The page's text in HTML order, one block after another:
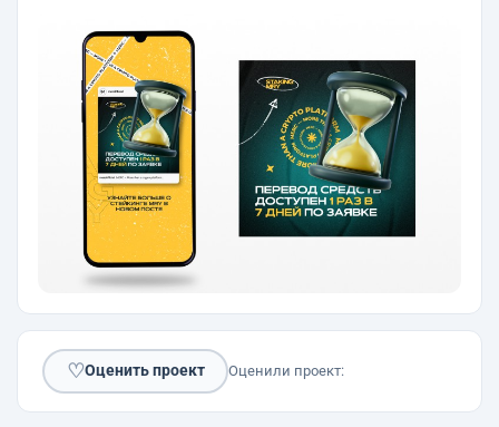
♡Оценить проект Оценили проект: